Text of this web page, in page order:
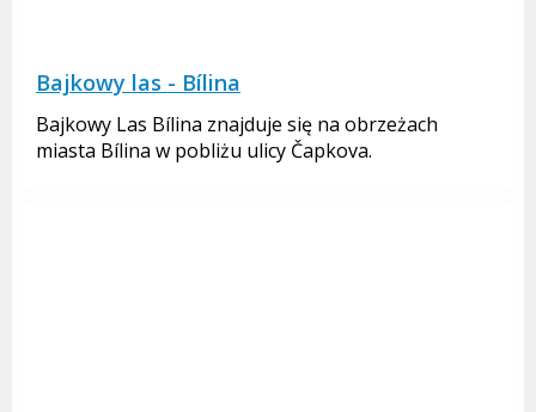
Bajkowy las - Bílina
Bajkowy Las Bílina znajduje się na obrzeżach
miasta Bílina w pobliżu ulicy Čapkova.